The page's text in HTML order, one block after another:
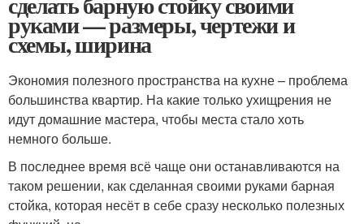
руками — размеры, чертежи и
схемы, ширина
Экономия полезного пространства на кухне – проблема
большинства квартир. На какие только ухищрения не
идут домашние мастера, чтобы места стало хоть
немного больше.
В последнее время всё чаще они останавливаются на
таком решении, как сделанная своими руками барная
стойка, которая несёт в себе сразу несколько полезных